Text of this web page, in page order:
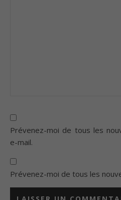
Prévenez-moi de tous les
e-mail.
Prévenez-moi de tous les